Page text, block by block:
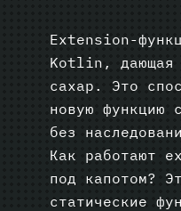
Extension-
Kotlin, дающая
сахар. Это
новую функцию
без
Как работают
под капотом?
статические